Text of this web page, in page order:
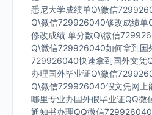
悉尼大学成绩单Q\微信
Q\微信729926040修改成绩单
修改成绩 单分数Q\微信
Q\微信729926040如何拿到国
729926040快速拿到国外文凭
办理国外毕业证Q\微信
Q\微信729926040假文凭网上
哪里专业办国外假毕业证QQ
通知书办理QQ微信